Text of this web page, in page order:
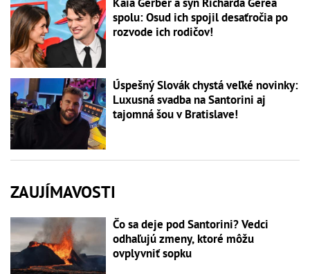
spolu: Osud ich spojil desaťročia po
rozvode ich rodičov!
Úspešný Slovák chystá veľké novinky:
Luxusná svadba na Santorini aj
tajomná šou v Bratislave!
ZAUJÍMAVOSTI
Čo sa deje pod Santorini? Vedci
odhaľujú zmeny, ktoré môžu
ovplyvniť sopku